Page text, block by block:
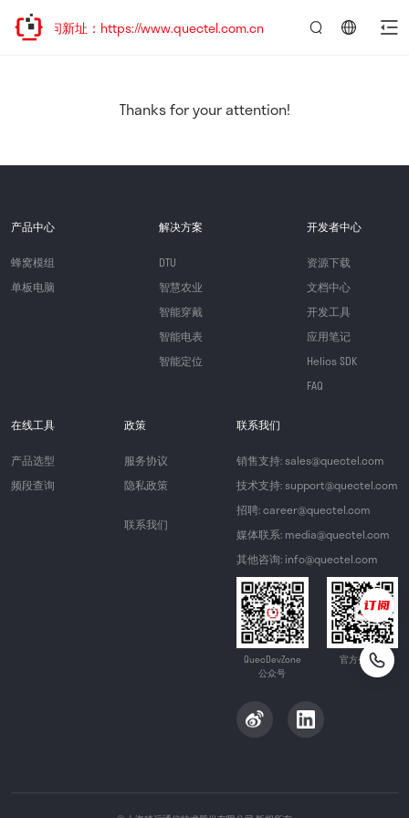
欢迎访问新址：https://www.quectel.com.cn
Thanks for your attention!
产品中心
蜂窝模组
单板电脑
解决方案
DTU
智慧农业
智能穿戴
智能电表
智能定位
开发者中心
资源下载
文档中心
开发工具
应用笔记
Helios SDK
FAQ
在线工具
产品选型
频段查询
政策
服务协议
隐私政策
联系我们
联系我们
销售支持: sales@quectel.com
技术支持: support@quectel.com
招聘: career@quectel.com
媒体联系: media@quectel.com
其他咨询: info@quectel.com
QuecDevZone
公众号
官方公众号